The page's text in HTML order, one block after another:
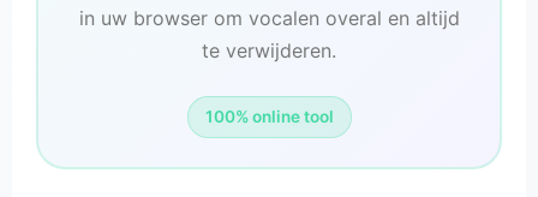
in uw browser om vocalen overal en altijd
te verwijderen.
100% online tool